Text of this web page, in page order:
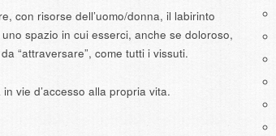
con risorse dell’uomo/donna, il labirinto
spazio in cui esserci, anche se doloroso,
“attraversare”, come tutti i vissuti.
vie d’accesso alla propria vita.